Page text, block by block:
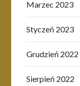
Marzec 2023
Styczeń 2023
Grudzień 2022
Sierpień 2022